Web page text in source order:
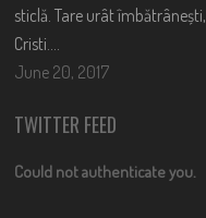
sticlă. Tare urât îmbătrânești,
Cristi….
June 20, 2017
TWITTER FEED
Could not authenticate you.